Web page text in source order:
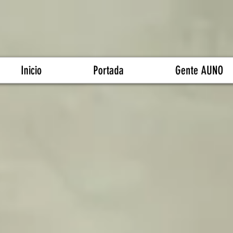
Inicio Portada Gente AUNO